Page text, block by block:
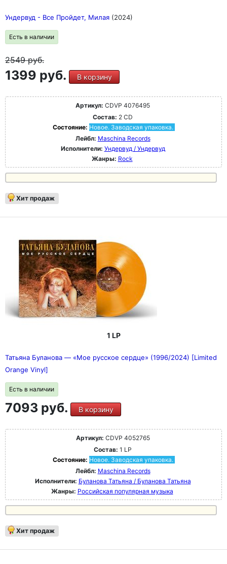
Ундервуд - Все Пройдет, Милая (2024)
Есть в наличии
2549руб.
1399 руб. В корзину
Артикул: CDVP 4076495
Состав: 2 CD
Состояние: Новое. Заводская упаковка.
Лейбл: Maschina Records
Исполнители: Ундервуд / Ундервуд
Жанры: Rock
Хит продаж
1 LP
Татьяна Буланова — «Мое русское сердце» (1996/2024) [Limited
Orange Vinyl]
Есть в наличии
7093 руб. В корзину
Артикул: CDVP 4052765
Состав: 1 LP
Состояние: Новое. Заводская упаковка.
Лейбл: Maschina Records
Исполнители: Буланова Татьяна / Буланова Татьяна
Жанры: Российская популярная музыка
Хит продаж